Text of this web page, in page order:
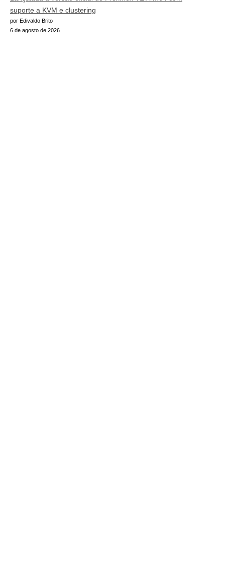
suporte a KVM e clustering
por Edivaldo Brito
6 de agosto de 2026